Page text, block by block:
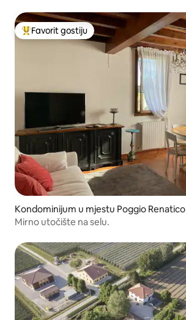
Glavni favorit gostiju
Favorit gostiju
Kondominijum u mjestu Poggio Renatico
Mirno utočište na selu.